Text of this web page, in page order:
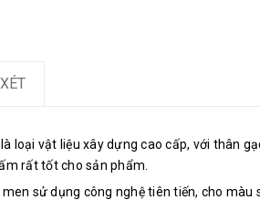
loại vật liệu xây dựng cao cấp, với thân
rất tốt cho sản phẩm.
sử dụng công nghệ tiên tiến, cho màu